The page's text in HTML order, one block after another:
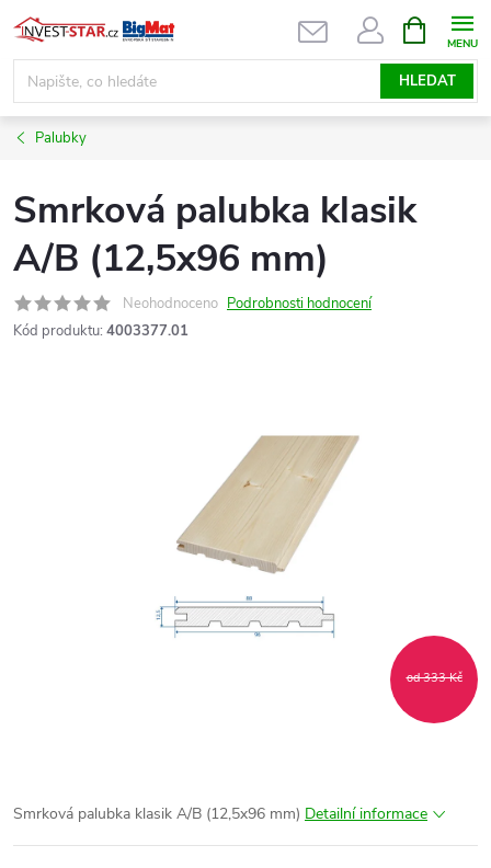
Přejít
na
obsah
HLEDAT
NÁKUPNÍ
KOŠÍK
Palubky
Smrková palubka klasik
A/B (12,5x96 mm)
Neohodnoceno Podrobnosti hodnocení
Kód produktu: 4003377.01
od 333 Kč
Smrková palubka klasik A/B (12,5x96 mm) Detailní informace